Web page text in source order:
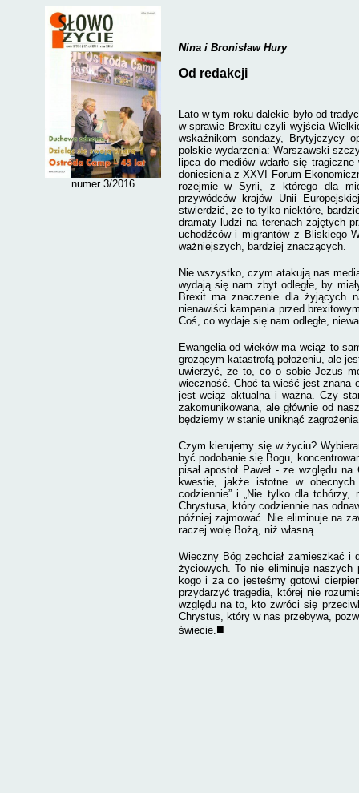
numer 3/2016
Nina i Bronisław Hury
Od redakcji
Lato w tym roku dalekie było od
w sprawie Brexitu czyli wyjścia
wskaźnikom sondaży, Brytyjczycy
polskie wydarzenia: Warszawski
lipca do mediów wdarło się
doniesienia z XXVI Forum
rozejmie w Syrii, z którego dla
przywódców krajów Unii
stwierdzić, że to tylko niektóre,
dramaty ludzi na terenach zajętych
uchodźców i migrantów z Bliskiego
ważniejszych, bardziej znaczących.
Nie wszystko, czym atakują nas
wydają się nam zbyt odległe, by
Brexit ma znaczenie dla żyjących
nienawiści kampania przed
Coś, co wydaje się nam odległe,
Ewangelia od wieków ma wciąż to
grożącym katastrofą położeniu, ale
uwierzyć, że to, co o sobie Jezus
wieczność. Choć ta wieść jest znana
jest wciąż aktualna i ważna. Czy
zakomunikowana, ale głównie od
będziemy w stanie uniknąć
Czym kierujemy się w życiu?
być podobanie się Bogu,
pisał apostoł Paweł - ze względu
kwestie, jakże istotne w obecnych
codziennie” i „Nie tylko dla
Chrystusa, który codziennie nas
później zajmować. Nie eliminuje na
raczej wolę Bożą, niż własną.
Wieczny Bóg zechciał zamieszkać i
życiowych. To nie eliminuje
kogo i za co jesteśmy gotowi
przydarzyć tragedia, której nie
względu na to, kto zwróci się
Chrystus, który w nas przebywa,
świecie.■